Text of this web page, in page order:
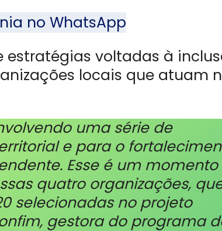
no WhatsApp
voltadas à
locais que atuam
uma série de
e para o
Esse é um momento
quatro organizações,
selecionadas no projeto
gestora do programa